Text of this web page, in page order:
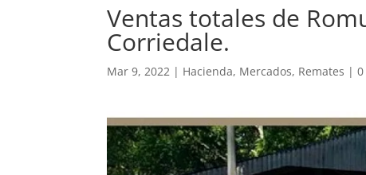
Ventas totales de
Corriedale.
Mar 9, 2022 | Hacienda, Mercados, Remates |